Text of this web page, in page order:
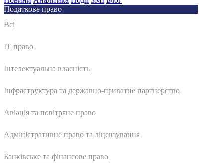
Податкове право
Всі
IT право
Інтелектуальна власність
Інфраструктура та державно-приватне партнерство
Авіація та повітряне право
Адмiнiстративне право та лiцензування
Банківське та фінансове право